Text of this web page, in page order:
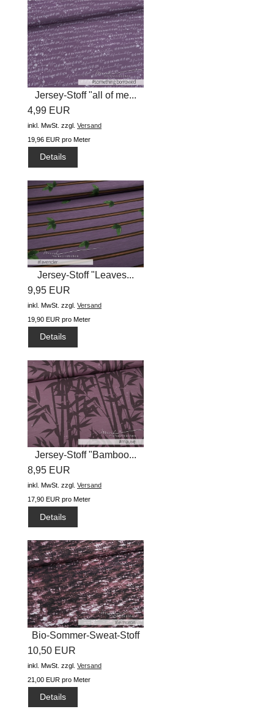
Jersey-Stoff "all of me...
4,99 EUR
inkl. MwSt. zzgl. Versand
19,96 EUR pro Meter
Details
Jersey-Stoff "Leaves...
9,95 EUR
inkl. MwSt. zzgl. Versand
19,90 EUR pro Meter
Details
Jersey-Stoff "Bamboo...
8,95 EUR
inkl. MwSt. zzgl. Versand
17,90 EUR pro Meter
Details
Bio-Sommer-Sweat-Stoff
"Dazzle...
10,50 EUR
inkl. MwSt. zzgl. Versand
21,00 EUR pro Meter
Details